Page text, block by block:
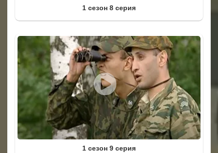
1 сезон 8 серия
1 сезон 9 серия